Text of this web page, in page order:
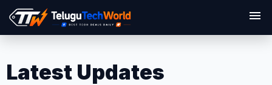
menu
Latest Updates